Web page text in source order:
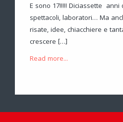
E sono 17!!!!! Diciassette
spettacoli, laboratori… Ma
risate, idee, chiacchiere e
crescere […]
Read more...